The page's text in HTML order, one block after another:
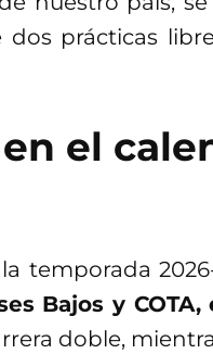
prácticas
el
temporada
Bajos y COTA,
doble,